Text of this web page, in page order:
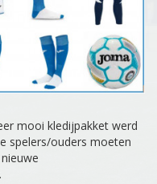
mooi kledijpakket werd
spelers/ouders moeten